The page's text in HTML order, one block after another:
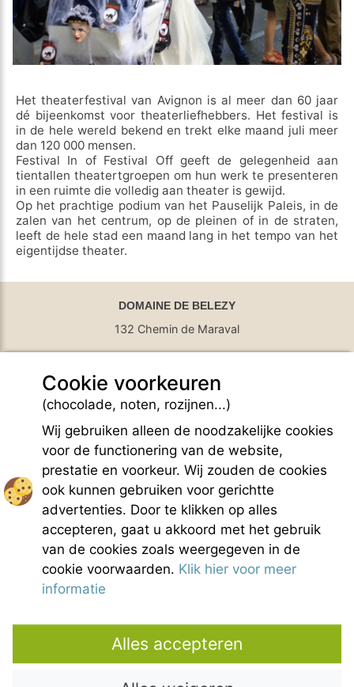
Het theaterfestival van Avignon is al meer dan 60 jaar
dé bijeenkomst voor theaterliefhebbers. Het festival is
in de hele wereld bekend en trekt elke maand juli meer
dan 120 000 mensen.
Festival In of Festival Off geeft de gelegenheid aan
tientallen theatertgroepen om hun werk te presenteren
in een ruimte die volledig aan theater is gewijd.
Op het prachtige podium van het Pauselijk Paleis, in de
zalen van het centrum, op de pleinen of in de straten,
leeft de hele stad een maand lang in het tempo van het
eigentijdse theater.
DOMAINE DE BELEZY
132 Chemin de Maraval
GPS Latitude : 44.130661010742187
GPS Longitude : 5.1876931190490723
E-mail :belezy@libranoo.com
Tél : +33(0)4 90 65 60 18
France 4 Naturisme nieuwsbrief
Informatie aanvraag
Handvest voor naturistisch leven
Wettelijke bepalingen
Uitreksel van de Algemene Huurvoorwaarden
Fotocredits
Contact
Cookie voorkeuren
(chocolade, noten, rozijnen...)
Wij gebruiken alleen de noodzakelijke cookies
voor de functionering van de website,
prestatie en voorkeur. Wij zouden de cookies
ook kunnen gebruiken voor gerichtte
advertenties. Door te klikken op alles
accepteren, gaat u akkoord met het gebruik
van de cookies zoals weergegeven in de
cookie voorwaarden. Klik hier voor meer
informatie
Alles accepteren